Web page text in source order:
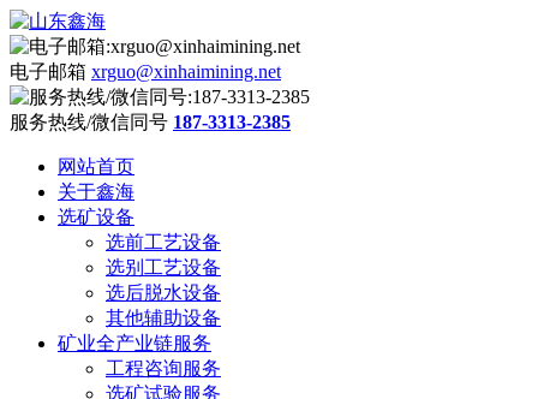
电子邮箱 xrguo@xinhaimining.net
服务热线/微信同号 187-3313-2385
网站首页
关于鑫海
选矿设备
选前工艺设备
选别工艺设备
选后脱水设备
其他辅助设备
矿业全产业链服务
工程咨询服务
选矿试验服务